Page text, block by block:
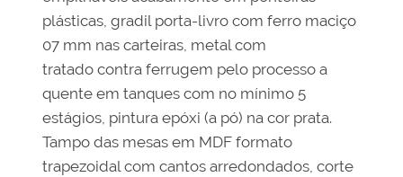
plásticas, gradil porta-livro com ferro maciço
07 mm nas carteiras, metal com
tratado contra ferrugem pelo processo a
quente em tanques com no mínimo 5
estágios, pintura epóxi (a pó) na cor prata.
Tampo das mesas em MDF formato
trapezoidal com cantos arredondados, corte